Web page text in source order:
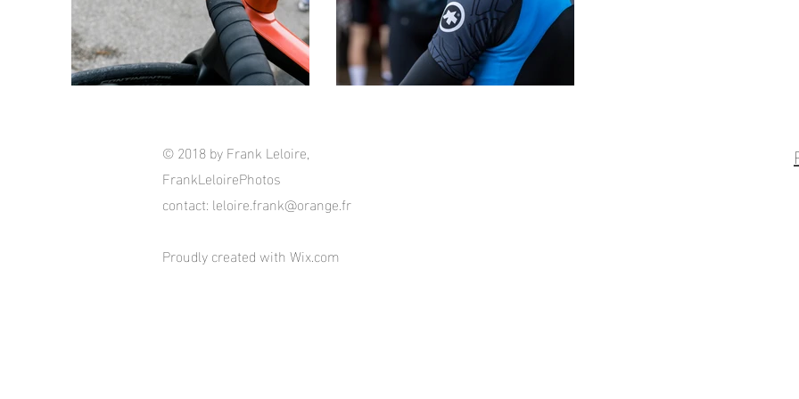
© 2018 by Frank Leloire,
FrankLeloirePhotos
contact: leloire.frank@orange.fr
Proudly created with Wix.com